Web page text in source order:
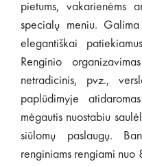
pietums, vakarienėms
specialų meniu.
elegantiškai
Renginio
netradicinis, pvz.,
paplūdimyje
mėgautis nuostabiu
siūlomų paslaugų.
renginiams rengiami nuo